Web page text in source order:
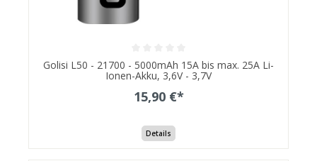
Golisi L50 - 21700 - 5000mAh 15A bis max. 25A Li-
Ionen-Akku, 3,6V - 3,7V
15,90 €*
Details